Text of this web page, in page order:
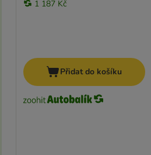
1 187 Kč
Přidat do košíku